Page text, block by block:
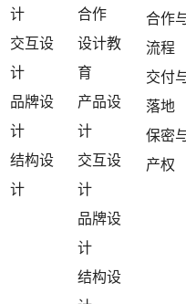
计
交互设
计
品牌设
计
结构设
计
合作
设计教
育
产品设
计
交互设
计
品牌设
计
结构设
合作
流程
交付
落地
保密
产权